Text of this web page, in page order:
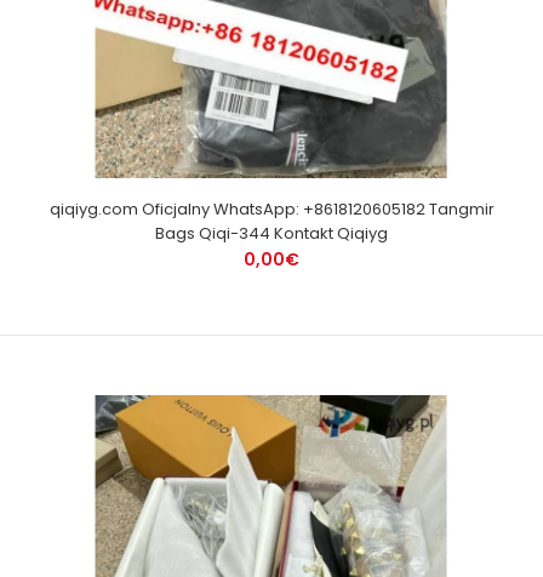
qiqiyg.com Oficjalny WhatsApp: +8618120605182 Tangmir
Bags Qiqi-344 Kontakt Qiqiyg
0,00€